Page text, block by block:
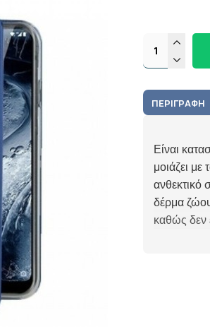
ΠΕΡΙΓΡΑΦΉ
Είναι
μοιάζει με
ανθεκτικό
δέρμα
καθώς δεν